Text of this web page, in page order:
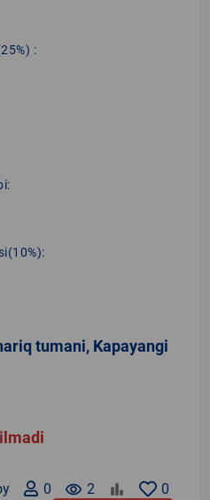
:
tumani, Kapayangi
0
remove_red_eye 2
0